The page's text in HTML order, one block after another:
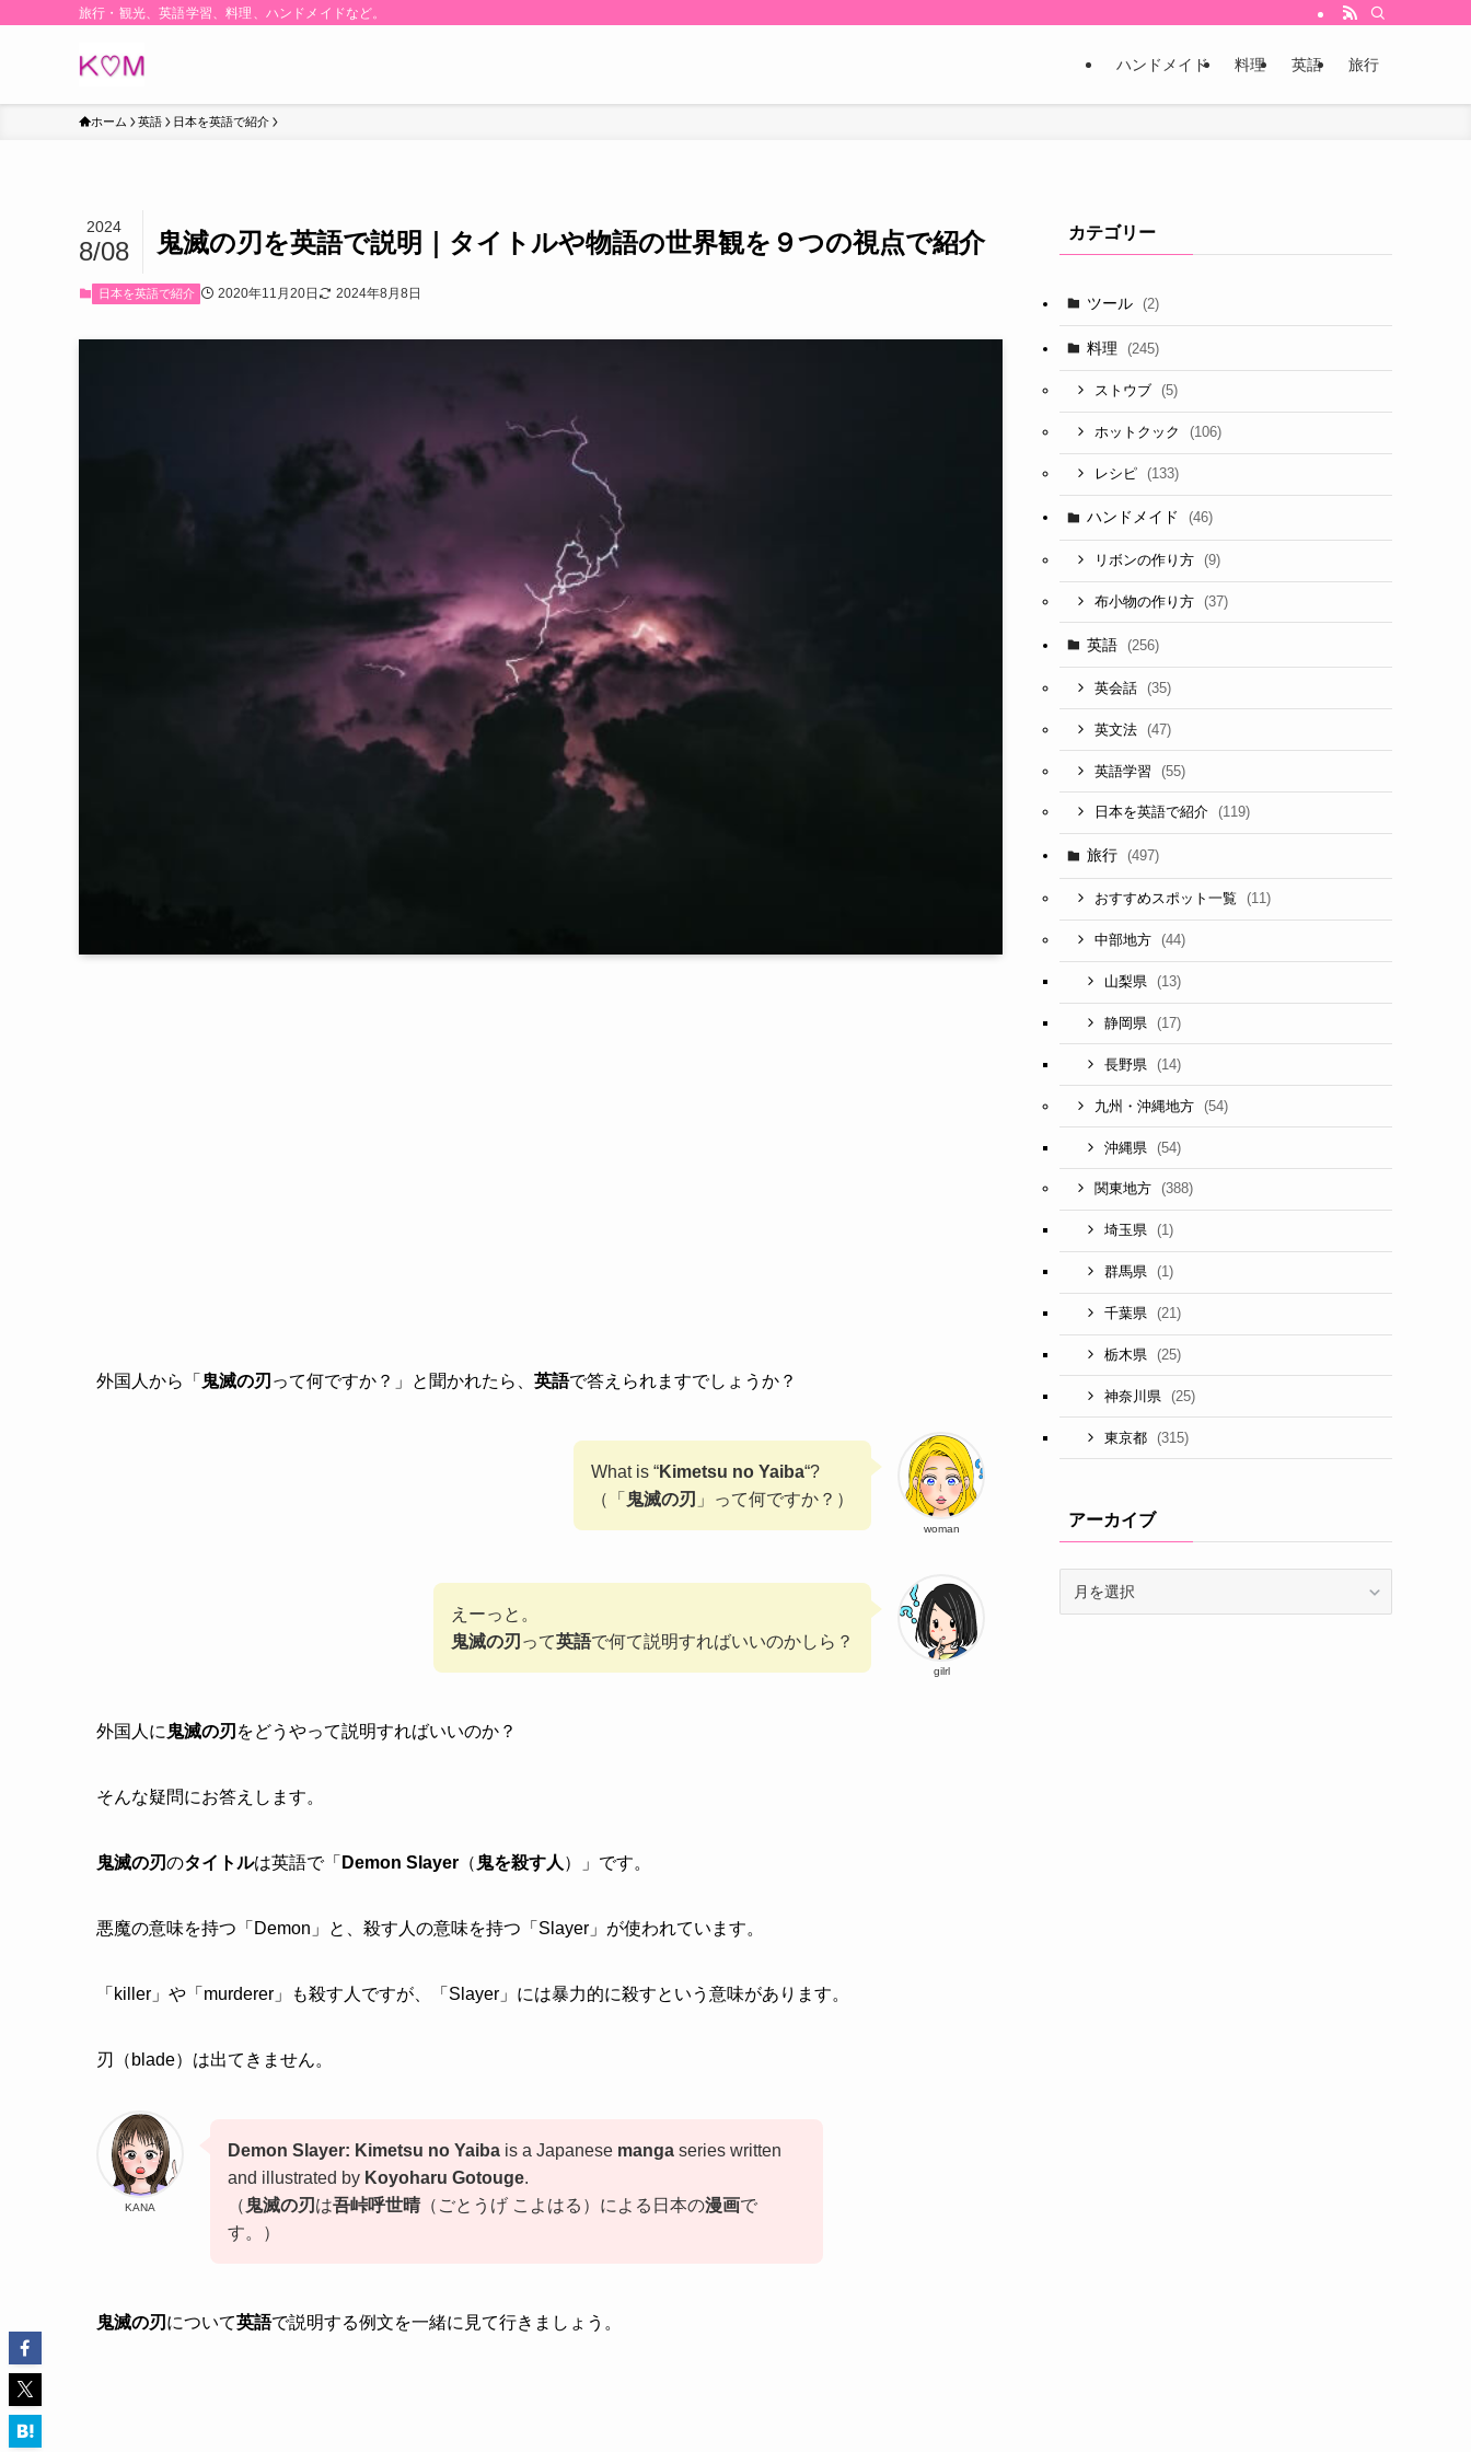
旅行・観光、英語学習、料理、ハンドメイドなど。
ハンドメイド 料理 英語 旅行
ホーム 英語 日本を英語で紹介
鬼滅の刃を英語で説明｜タイトルや物語の世界観を９つの視点で紹介
2024
8/08
日本を英語で紹介 2020年11月20日 2024年8月8日
外国人から「 鬼滅の刃 って何ですか？」と聞かれたら、 英語で答えられますでしょうか？
woman
What is “Kimetsu no Yaiba“?
（「 鬼滅の刃 」って何ですか？）
gilrl
えーっと。
鬼滅の刃 って英語で何て説明すればいいのかしら？
外国人に 鬼滅の刃 をどうやって説明すればいいのか？
そんな疑問にお答えします。
鬼滅の刃のタイトルは英語で「 Demon Slayer （ 鬼を殺す人 ）」です。
悪魔の意味を持つ「Demon」と、殺す人の意味を持つ「Slayer」が使われています。
「killer」や「murderer」も殺す人ですが、「Slayer」には暴力的に殺すという意味があります。
刃（blade）は出てきません。
KANA
Demon Slayer: Kimetsu no Yaiba is a Japanese manga series written
and illustrated by Koyoharu Gotouge.
（ 鬼滅の刃 は吾峠呼世晴（ごとうげ こよはる）による日本の漫画で
す。）
鬼滅の刃 について英語で説明する例文を一緒に見て行きましょう。
カテゴリー
ツール (2)
料理 (245)
ストウブ (5)
ホットクック (106)
レシピ (133)
ハンドメイド (46)
リボンの作り方 (9)
布小物の作り方 (37)
英語 (256)
英会話 (35)
英文法 (47)
英語学習 (55)
日本を英語で紹介 (119)
旅行 (497)
おすすめスポット一覧 (11)
中部地方 (44)
山梨県 (13)
静岡県 (17)
長野県 (14)
九州・沖縄地方 (54)
沖縄県 (54)
関東地方 (388)
埼玉県 (1)
群馬県 (1)
千葉県 (21)
栃木県 (25)
神奈川県 (25)
東京都 (315)
アーカイブ